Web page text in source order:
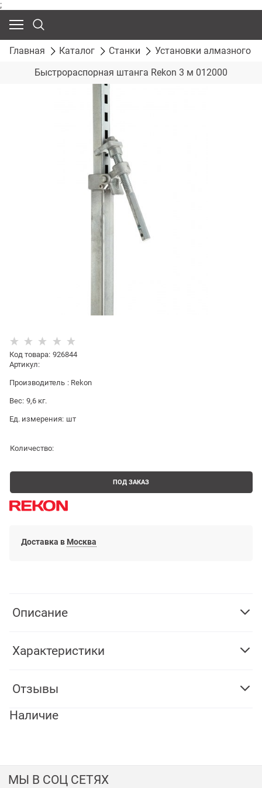
;
Главная Каталог Станки
Установки алмазного
Быстрораспорная штанга Rekon 3 м 012000
Код товара: 926844
Артикул:
Производитель : Rekon
Вес: 9,6 кг.
Ед. измерения: шт
Количество:
ПОД ЗАКАЗ
Доставка в Москва
Описание
Характеристики
Отзывы
Наличие
МЫ В СОЦ СЕТЯХ